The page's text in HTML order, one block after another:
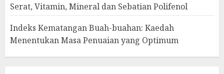
Serat, Vitamin, Mineral dan Sebatian Polifenol
Indeks Kematangan Buah-buahan: Kaedah
Menentukan Masa Penuaian yang Optimum